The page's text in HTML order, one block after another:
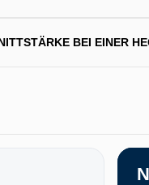
BEI EINER